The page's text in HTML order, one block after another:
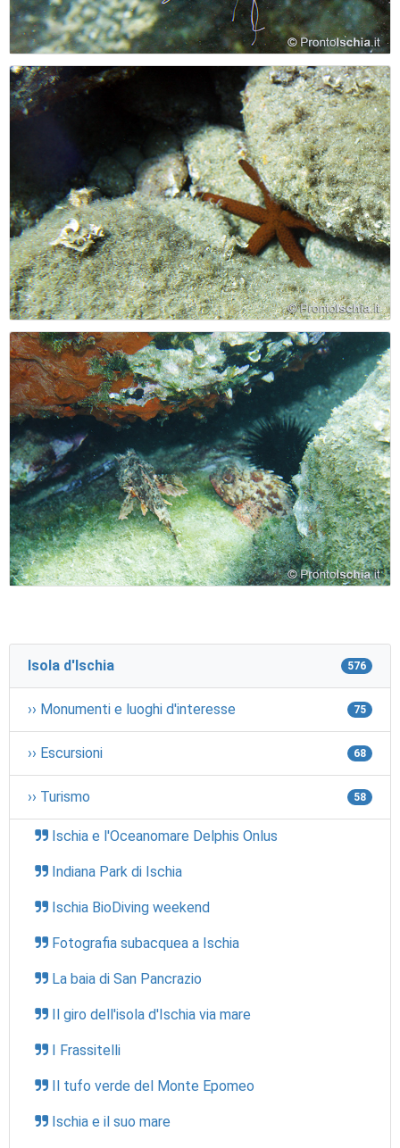
Isola d'Ischia 576
›› Monumenti e luoghi d'interesse 75
›› Escursioni 68
›› Turismo 58
Ischia e l'Oceanomare Delphis Onlus
Indiana Park di Ischia
Ischia BioDiving weekend
Fotografia subacquea a Ischia
La baia di San Pancrazio
Il giro dell'isola d'Ischia via mare
I Frassitelli
Il tufo verde del Monte Epomeo
Ischia e il suo mare